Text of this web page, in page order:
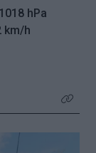
hPa
km/h
Kliknij